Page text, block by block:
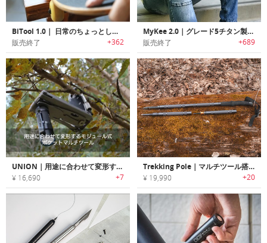
BiTool 1.0｜ 日常のちょっとした場面で大活躍するマルチ工具「バイツール」
販売終了 +362
MyKee 2.0｜グレード5チタン製キー型マルチツール「マイキー2.0」
販売終了 +689
UNION｜用途に合わせて変形するモジュール式ポケットマルチツール「ユニオン」
¥ 16,690 +7
Trekking Pole｜マルチツール搭載アルミニウム製ポール「トレッキングポール」
¥ 19,990 +20